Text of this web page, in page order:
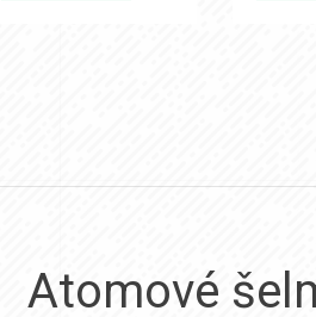
Atomové